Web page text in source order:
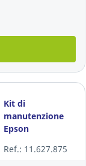
Kit di
manutenzione
Epson
Ref.: 11.627.875